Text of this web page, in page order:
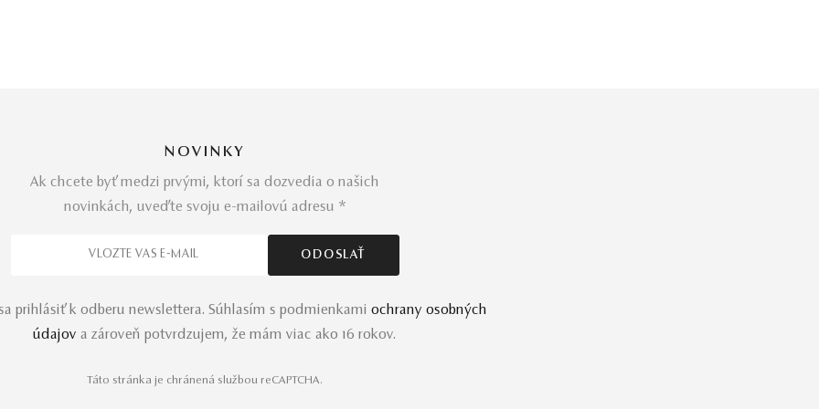
NOVINKY
Ak chcete byť medzi prvými, ktorí sa dozvedia o našich
novinkách, uveďte svoju e-mailovú adresu *
prihlásiť k odberu newslettera. Súhlasím s podmienkami ochrany osobných
údajov a zároveň potvrdzujem, že mám viac ako 16 rokov.
Táto stránka je chránená službou reCAPTCHA.